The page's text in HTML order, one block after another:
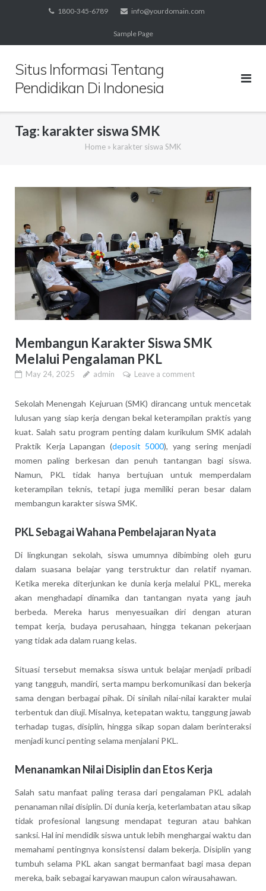
1800-345-6789 info@yourdomain.com
Sample Page
Situs Informasi Tentang
Pendidikan Di Indonesia
Tag: karakter siswa SMK
Home » karakter siswa SMK
Membangun Karakter Siswa SMK
Melalui Pengalaman PKL
May 24, 2025 admin Leave a comment
Sekolah Menengah Kejuruan (SMK) dirancang untuk mencetak
lulusan yang siap kerja dengan bekal keterampilan praktis yang
kuat. Salah satu program penting dalam kurikulum SMK adalah
Praktik Kerja Lapangan (deposit 5000), yang sering menjadi
momen paling berkesan dan penuh tantangan bagi siswa.
Namun, PKL tidak hanya bertujuan untuk memperdalam
keterampilan teknis, tetapi juga memiliki peran besar dalam
membangun karakter siswa SMK.
PKL Sebagai Wahana Pembelajaran Nyata
Di lingkungan sekolah, siswa umumnya dibimbing oleh guru
dalam suasana belajar yang terstruktur dan relatif nyaman.
Ketika mereka diterjunkan ke dunia kerja melalui PKL, mereka
akan menghadapi dinamika dan tantangan nyata yang jauh
berbeda. Mereka harus menyesuaikan diri dengan aturan
tempat kerja, budaya perusahaan, hingga tekanan pekerjaan
yang tidak ada dalam ruang kelas.
Situasi tersebut memaksa siswa untuk belajar menjadi pribadi
yang tangguh, mandiri, serta mampu berkomunikasi dan bekerja
sama dengan berbagai pihak. Di sinilah nilai-nilai karakter mulai
terbentuk dan diuji. Misalnya, ketepatan waktu, tanggung jawab
terhadap tugas, disiplin, hingga sikap sopan dalam berinteraksi
menjadi kunci penting selama menjalani PKL.
Menanamkan Nilai Disiplin dan Etos Kerja
Salah satu manfaat paling terasa dari pengalaman PKL adalah
penanaman nilai disiplin. Di dunia kerja, keterlambatan atau sikap
tidak profesional langsung mendapat teguran atau bahkan
sanksi. Hal ini mendidik siswa untuk lebih menghargai waktu dan
memahami pentingnya konsistensi dalam bekerja. Disiplin yang
tumbuh selama PKL akan sangat bermanfaat bagi masa depan
mereka, baik sebagai karyawan maupun calon wirausahawan.